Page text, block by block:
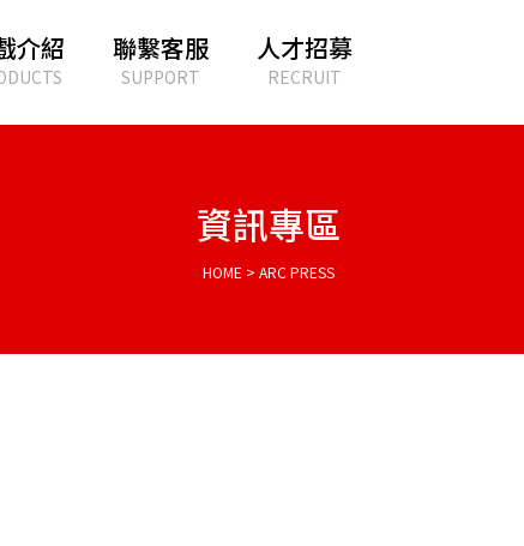
介紹 聯繫客服
SUPPORT
人才招募
RECRUIT
資訊專區
HOME > ARC PRESS